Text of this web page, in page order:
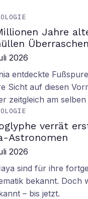
Jahre
2026
entdeckte
Sicht auf diesen
zeitgleich am
verrät
Astronomen
2026
sind für ihre
bekannt. Doch
– bis jetzt.